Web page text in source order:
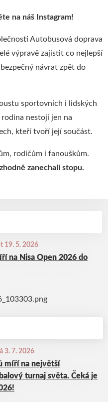
3. 7. 2026
míří na největší
turnaj světa. Čeká je
na náš Instagram!
Autobusová doprava
výpravě zajistit co nejlepší
návrat zpět do
sportovních i lidských
nestojí jen na
kteří tvoří její součást.
rodičům i fanouškům.
zanechali stopu.
19. 5. 2026
na Nisa Open 2026 do